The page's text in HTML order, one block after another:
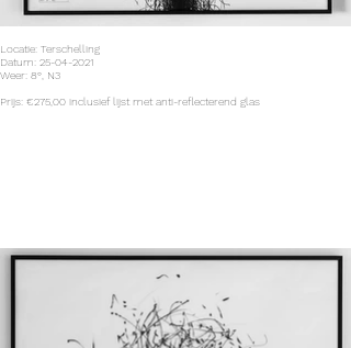
Locatie: Terschelling
Datum: 25-04-2021
Weer: 8°, N3
Prijs: €275,00 inclusief lijst met anti-reflecterend glas